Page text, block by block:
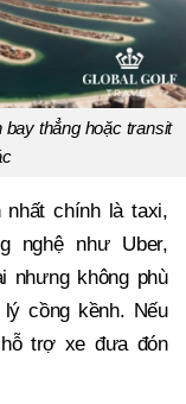
thẳng hoặc transit
nhất chính là taxi,
nghệ như Uber,
nhưng không phù
cồng kềnh. Nếu
trợ xe đưa đón